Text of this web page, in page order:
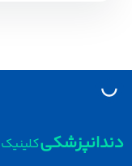
کلینیک